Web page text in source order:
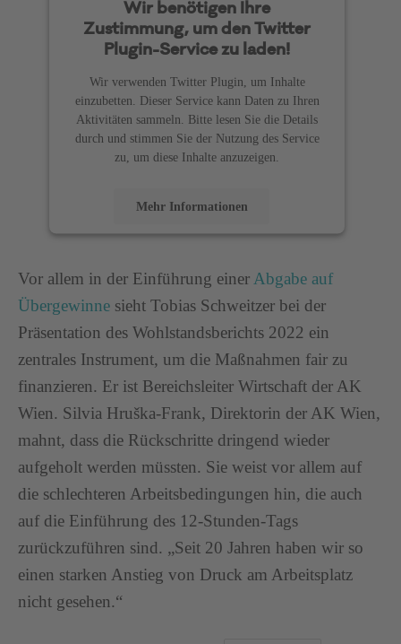
Wir benötigen Ihre
Zustimmung, um den Twitter
Plugin-Service zu laden!
Wir verwenden Twitter Plugin, um Inhalte
einzubetten. Dieser Service kann Daten zu Ihren
Aktivitäten sammeln. Bitte lesen Sie die Details
durch und stimmen Sie der Nutzung des Service
zu, um diese Inhalte anzuzeigen.
Mehr Informationen
powered byUsercentrics Consent Management
Platform
Vor allem in der Einführung einer Abgabe auf
Übergewinne sieht Tobias Schweitzer bei der
Präsentation des Wohlstandsberichts 2022 ein
zentrales Instrument, um die Maßnahmen fair zu
finanzieren. Er ist Bereichsleiter Wirtschaft der AK
Wien. Silvia Hruška-Frank, Direktorin der AK Wien,
mahnt, dass die Rückschritte dringend wieder
aufgeholt werden müssten. Sie weist vor allem auf
die schlechteren Arbeitsbedingungen hin, die auch
auf die Einführung des 12-Stunden-Tags
zurückzuführen sind. „Seit 20 Jahren haben wir so
einen starken Anstieg von Druck am Arbeitsplatz
nicht gesehen.“